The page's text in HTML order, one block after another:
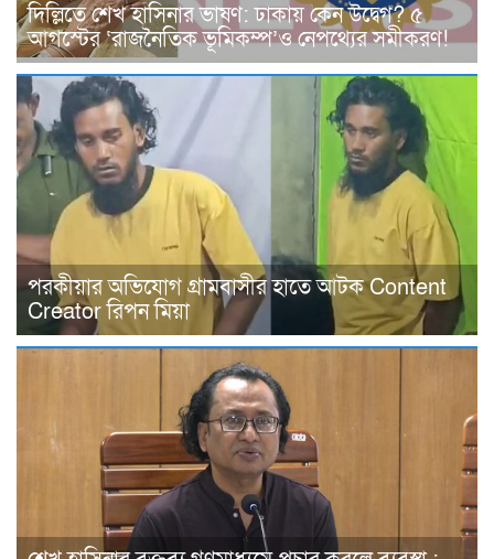
দিল্লিতে শেখ হাসিনার ভাষণ: ঢাকায় কেন উদ্বেগ? ৫
আগস্টের ‘রাজনৈতিক ভূমিকম্প’ও নেপথ্যের সমীকরণ!
পরকীয়ার অভিযোগ গ্রামবাসীর হাতে আটক Content
Creator রিপন মিয়া